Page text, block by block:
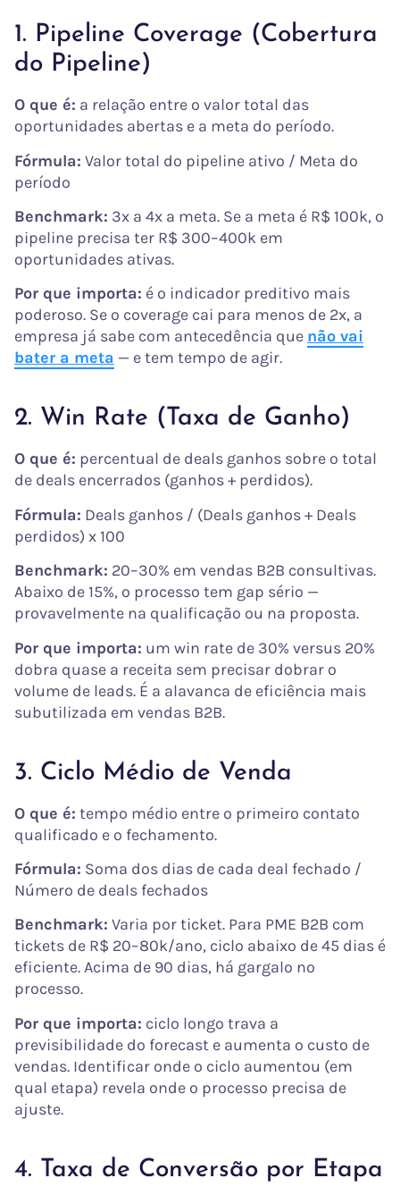
1. Pipeline Coverage (Cobertura
do Pipeline)
O que é: a relação entre o valor total das
oportunidades abertas e a meta do período.
Fórmula: Valor total do pipeline ativo / Meta do
período
Benchmark: 3x a 4x a meta. Se a meta é R$ 100k, o
pipeline precisa ter R$ 300–400k em
oportunidades ativas.
Por que importa: é o indicador preditivo mais
poderoso. Se o coverage cai para menos de 2x, a
empresa já sabe com antecedência que não vai
bater a meta — e tem tempo de agir.
2. Win Rate (Taxa de Ganho)
O que é: percentual de deals ganhos sobre o total
de deals encerrados (ganhos + perdidos).
Fórmula: Deals ganhos / (Deals ganhos + Deals
perdidos) x 100
Benchmark: 20–30% em vendas B2B consultivas.
Abaixo de 15%, o processo tem gap sério —
provavelmente na qualificação ou na proposta.
Por que importa: um win rate de 30% versus 20%
dobra quase a receita sem precisar dobrar o
volume de leads. É a alavanca de eficiência mais
subutilizada em vendas B2B.
3. Ciclo Médio de Venda
O que é: tempo médio entre o primeiro contato
qualificado e o fechamento.
Fórmula: Soma dos dias de cada deal fechado /
Número de deals fechados
Benchmark: Varia por ticket. Para PME B2B com
tickets de R$ 20–80k/ano, ciclo abaixo de 45 dias é
eficiente. Acima de 90 dias, há gargalo no
processo.
Por que importa: ciclo longo trava a
previsibilidade do forecast e aumenta o custo de
vendas. Identificar onde o ciclo aumentou (em
qual etapa) revela onde o processo precisa de
ajuste.
4. Taxa de Conversão por Etapa